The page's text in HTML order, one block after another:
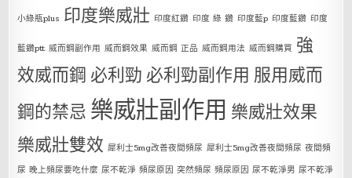
小綠瓶plus 印度樂威壯 印度紅鑽 印度 綠 鑽 印度藍p 印度藍鑽 印度
藍鑽ptt 威而鋼副作用 威而鋼效果 威而鋼 正品 威而鋼用法 威而鋼購買 強
效威而鋼 必利勁 必利勁副作用 服用威而
鋼的禁忌 樂威壯副作用 樂威壯效果
樂威壯雙效 犀利士5mg改善夜間頻尿 犀利士5mg改善夜間頻尿 夜間頻
尿 晚上頻尿要吃什麼 尿不乾淨 頻尿原因 突然頻尿 頻尿原因 尿不乾淨男 尿不乾淨